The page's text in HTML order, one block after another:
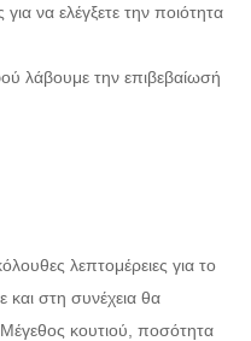
να ελέγξετε την ποιότητα
λάβουμε την επιβεβαίωσή
λεπτομέρειες για το
και στη συνέχεια θα
κουτιού, ποσότητα